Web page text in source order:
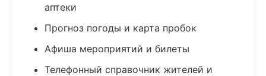
аптеки
Прогноз погоды и карта пробок
Афиша мероприятий и билеты
Телефонный справочник жителей и